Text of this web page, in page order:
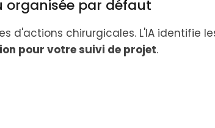
organisée par défaut
d'actions chirurgicales. L'IA identifie
pour votre suivi de projet.